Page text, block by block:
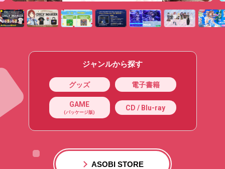
ジャンルから探す
グッズ 電子書籍
GAME
(パッケージ版)
CD / Blu-ray
ASOBI STORE